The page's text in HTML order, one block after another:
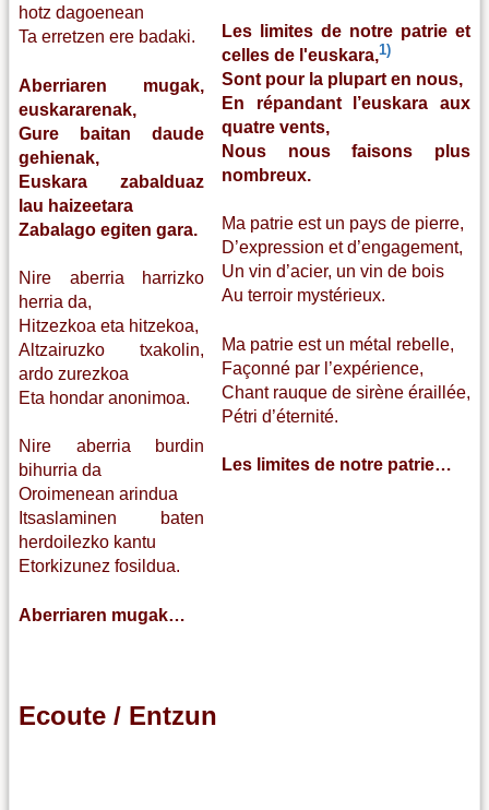
hotz dagoenean
Ta erretzen ere badaki.
Aberriaren mugak,
euskararenak,
Gure baitan daude
gehienak,
Euskara zabalduaz
lau haizeetara
Zabalago egiten gara.
Nire aberria harrizko
herria da,
Hitzezkoa eta hitzekoa,
Altzairuzko txakolin,
ardo zurezkoa
Eta hondar anonimoa.
Nire aberria burdin
bihurria da
Oroimenean arindua
Itsaslaminen baten
herdoilezko kantu
Etorkizunez fosildua.
Aberriaren mugak…
Les limites de notre patrie et
celles de l'euskara,1)
Sont pour la plupart en nous,
En répandant l’euskara aux
quatre vents,
Nous nous faisons plus
nombreux.
Ma patrie est un pays de pierre,
D’expression et d’engagement,
Un vin d’acier, un vin de bois
Au terroir mystérieux.
Ma patrie est un métal rebelle,
Façonné par l’expérience,
Chant rauque de sirène éraillée,
Pétri d’éternité.
Les limites de notre patrie…
Ecoute / Entzun